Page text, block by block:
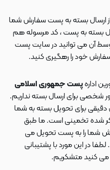
کاری بعد از ارسال بسته به پست سفارش شما
بسته به پست ، کد مرسوله هم
آن می توانید در سایت پست
خود را رهگیری کنید.
ادارهپست جمهوری اسلامی
شخصی برای ارسال بسته نداریم.
دقیقی برای تحویل بسته به شما
شده تخمینی است. ما طبق
شما را به پست تحویل می
در این مورد با پشتیبانی
می کنید متشکریم.